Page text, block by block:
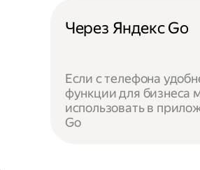
Через Яндекс Go
Если с телефона
функции для бизнеса
использовать в
Go